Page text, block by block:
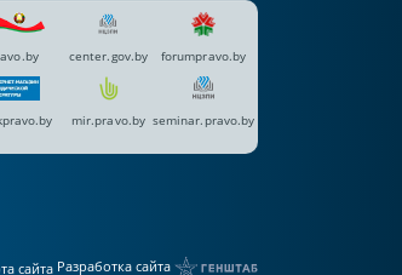
center.gov.by forumpravo.by
mir.pravo.by seminar.pravo.by
сайта Разработка сайта